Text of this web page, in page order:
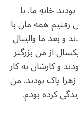
خانهِ ما. با
رفتیم همه مان با
و بعد ما والیبال
از من بزرگتر
و کارشان به کار
پاک بودند. من
کرده بودم.